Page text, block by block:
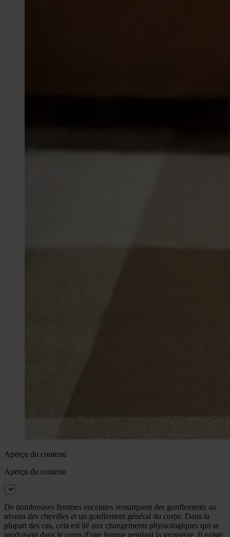
Aperçu du contenu
Aperçu du contenu
De nombreuses femmes enceintes remarquent des gonflements au
niveau des chevilles et un gonflement général du corps. Dans la
plupart des cas, cela est lié aux changements physiologiques qui se
produisent dans le corps d'une femme pendant la grossesse. Il existe